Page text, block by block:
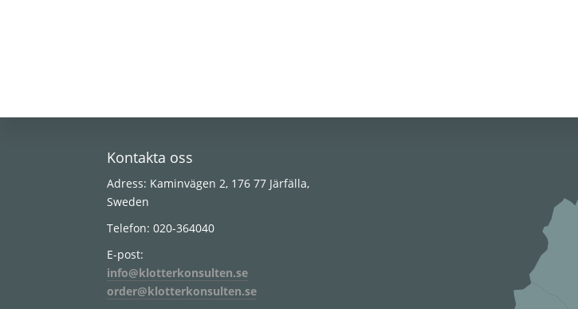
Kontakta oss
Adress: Kaminvägen 2, 176 77 Järfälla,
Sweden
Telefon: 020-364040
E-post:
info@klotterkonsulten.se
order@klotterkonsulten.se